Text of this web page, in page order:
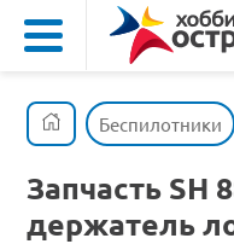
Беспилотники
Запчасть SH
держатель